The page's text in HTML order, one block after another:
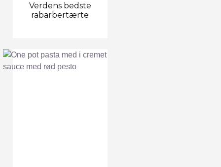
Verdens bedste
rabarbertærte